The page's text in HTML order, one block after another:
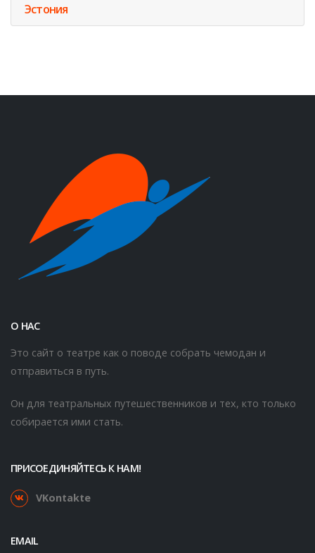
Эстония
О НАС
Это сайт о театре как о поводе собрать чемодан и
отправиться в путь.
Он для театральных путешественников и тех, кто только
собирается ими стать.
ПРИСОЕДИНЯЙТЕСЬ К НАМ!
VKontakte
EMAIL